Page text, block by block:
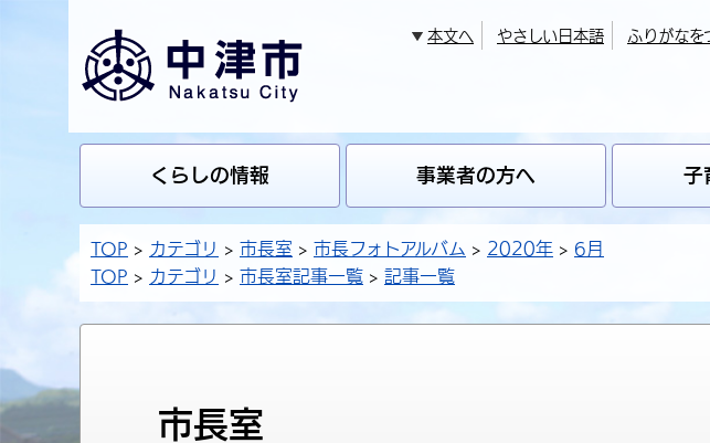
本文へ やさしい日本語 ふりがなを
くらしの情報 事業者の方へ 子
TOP カテゴリ 市長室 市長フォトアルバム 2020年
6月
TOP
カテゴリ 市長室記事一覧 記事一覧
市長室